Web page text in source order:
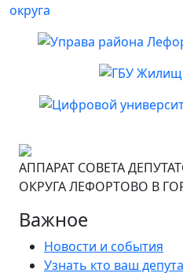
АППАРАТ СОВЕТА
ОКРУГА ЛЕФОРТОВО В
Важное
Новости и события
Узнать кто ваш